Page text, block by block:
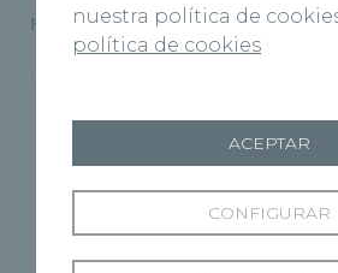
Formación Actividad
- Diplomada en Óptica y
- Máster en Optometría
Universidad de Valladolid,
nuestra política de
política de cookies
CONFIGURAR
ACEPTAR